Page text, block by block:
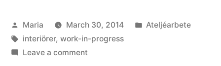
Posted
by
Maria March 30, 2014
Posted
Ateljéarbete
Tags:
interiörer, work-in-progress
Leave a commenton